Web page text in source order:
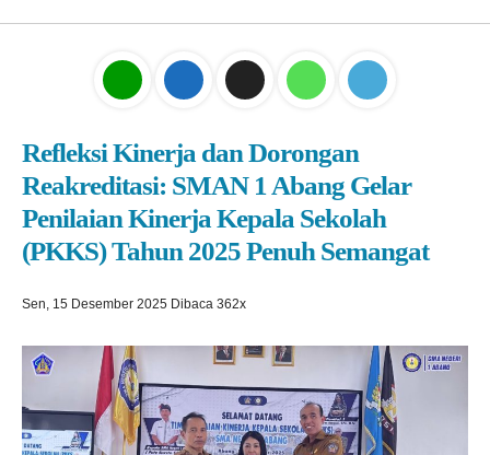
Sarana Prasarana
Refleksi Kinerja dan Dorongan
Reakreditasi: SMAN 1 Abang Gelar
Penilaian Kinerja Kepala Sekolah
(PKKS) Tahun 2025 Penuh Semangat
Sen, 15 Desember 2025 Dibaca 362x